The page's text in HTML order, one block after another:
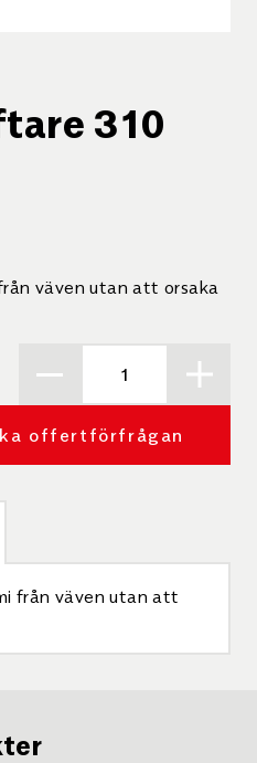
310
väven utan att orsaka
offertförfrågan
från väven utan att